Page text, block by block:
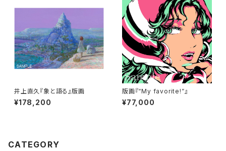
井上直久『象と語る』版画
¥178,200
版画『“My favorite!”』
¥77,000
CATEGORY